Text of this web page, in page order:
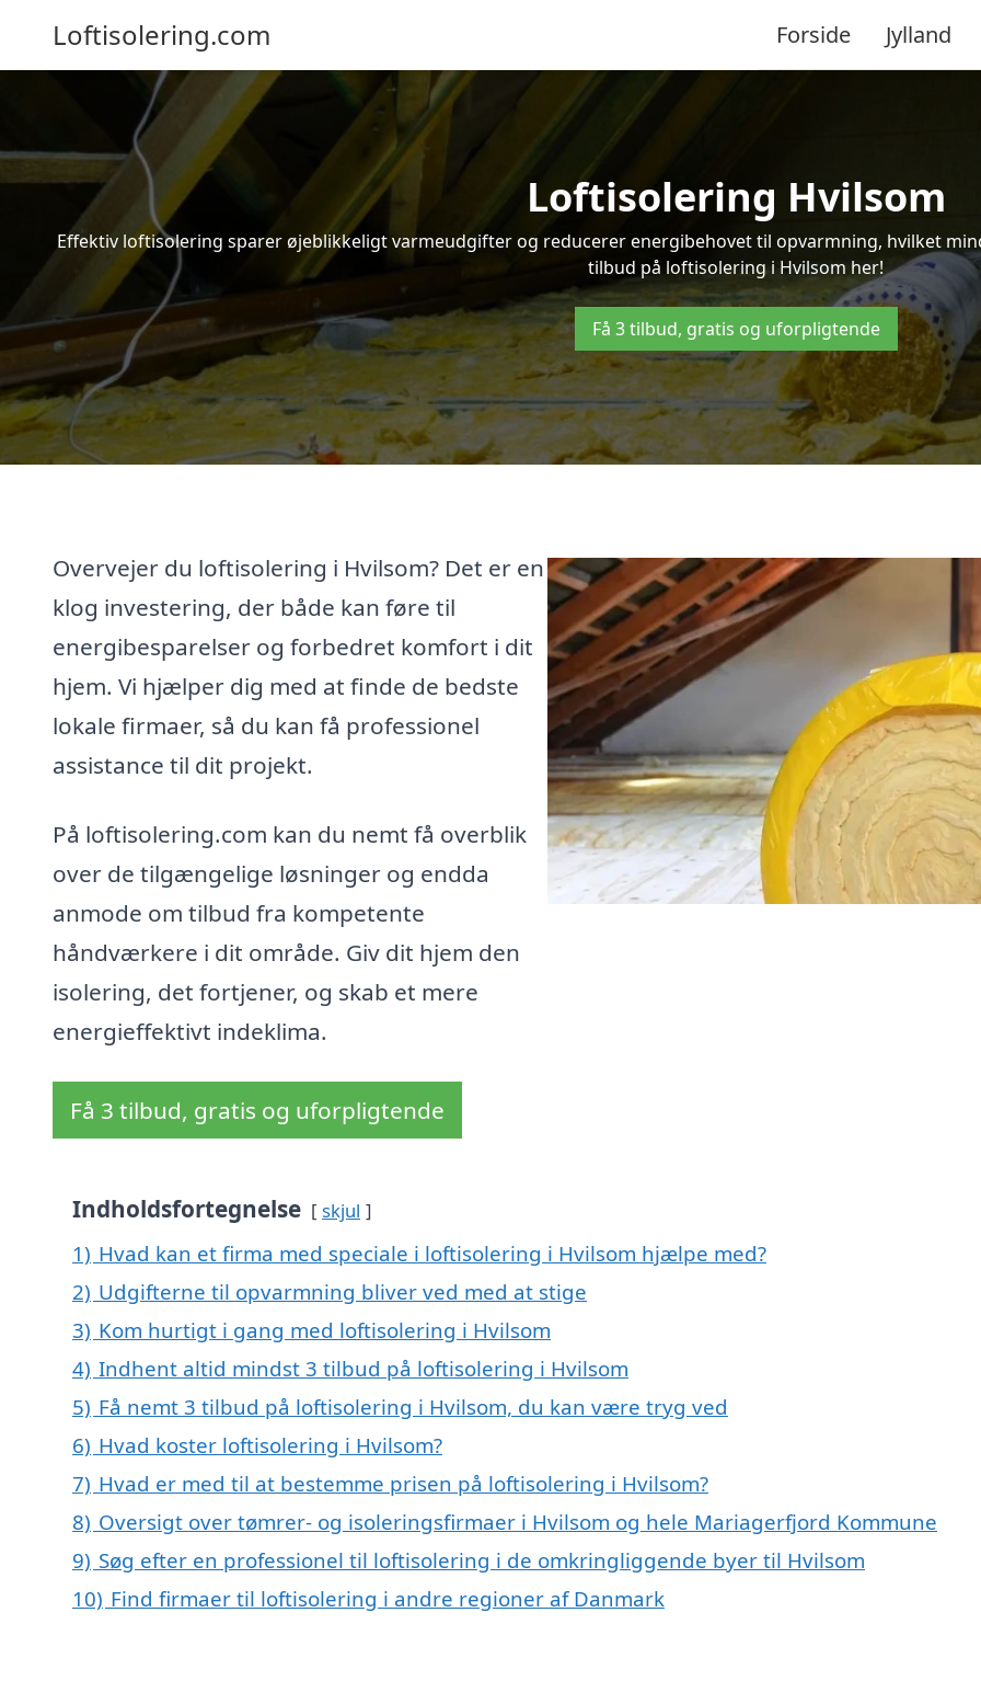
Loftisolering.com Forside Jylland
Loftisolering Hvilsom
Effektiv loftisolering sparer øjeblikkeligt varmeudgifter og reducerer energibehovet til opvarmning, hvilket
tilbud på loftisolering i Hvilsom her!
Få 3 tilbud, gratis og uforpligtende
Overvejer du loftisolering i Hvilsom? Det er en
klog investering, der både kan føre til
energibesparelser og forbedret komfort i dit
hjem. Vi hjælper dig med at finde de bedste
lokale firmaer, så du kan få professionel
assistance til dit projekt.
På loftisolering.com kan du nemt få overblik
over de tilgængelige løsninger og endda
anmode om tilbud fra kompetente
håndværkere i dit område. Giv dit hjem den
isolering, det fortjener, og skab et mere
energieffektivt indeklima.
Få 3 tilbud, gratis og uforpligtende
Indholdsfortegnelse skjul
1) Hvad kan et firma med speciale i loftisolering i Hvilsom hjælpe med?
2) Udgifterne til opvarmning bliver ved med at stige
3) Kom hurtigt i gang med loftisolering i Hvilsom
4) Indhent altid mindst 3 tilbud på loftisolering i Hvilsom
5) Få nemt 3 tilbud på loftisolering i Hvilsom, du kan være tryg ved
6) Hvad koster loftisolering i Hvilsom?
7) Hvad er med til at bestemme prisen på loftisolering i Hvilsom?
8) Oversigt over tømrer- og isoleringsfirmaer i Hvilsom og hele Mariagerfjord Kommune
9) Søg efter en professionel til loftisolering i de omkringliggende byer til Hvilsom
10) Find firmaer til loftisolering i andre regioner af Danmark